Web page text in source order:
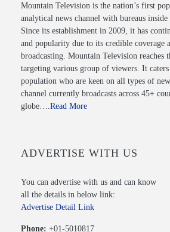
Mountain Television is the nation’s first
analytical news channel with bureaus inside
Since its establishment in 2009, it has
and popularity due to its credible coverage
broadcasting. Mountain Television reaches
targeting various group of viewers. It caters
population who are keen on all types of
channel currently broadcasts across 45+
globe…. Read More
ADVERTISE WITH US
You can advertise with us and can know
all the details in below link:
Advertise Detail Link
Phone: +01-5010817